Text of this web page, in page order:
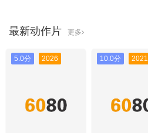
最新动作片 更多
5.0分 2026 10.0分 2021